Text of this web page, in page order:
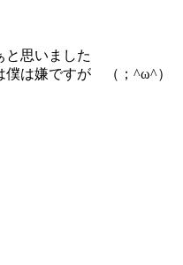
と思いました
僕は嫌ですが （；^ω^）